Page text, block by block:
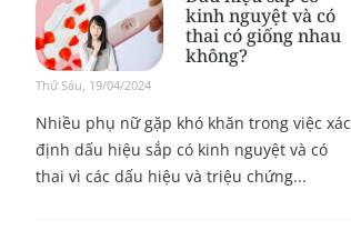
kinh nguyệt và có
thai có giống nhau
không?
Thứ Sáu, 19/04/2024
Nhiều phụ nữ gặp khó khăn trong việc xác
định dấu hiệu sắp có kinh nguyệt và có
thai vì các dấu hiệu và triệu chứng...